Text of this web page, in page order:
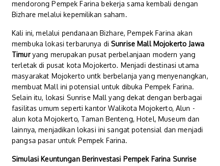
mendorong Pempek Farina bekerja sama kembali dengan
Bizhare melalui kepemilikan saham.
Kali ini, melalui pendanaan Bizhare, Pempek Farina akan
membuka lokasi terbarunya diSunrise Mall Mojokerto Jawa
Timuryang merupakan pusat perbelanjaan modern yang
terletak di pusat kota Mojokerto. Menjadi destinasi utama
masyarakat Mojokerto untk berbelanja yang menyenangkan,
membuat Mall ini potensial untuk dibuka Pempek Farina.
Selain itu, lokasi Sunrise Mall yang dekat dengan berbagai
fasilitas umum seperti kantor Walikota Mojokerto, Alun -
alun kota Mojokerto, Taman Benteng, Hotel, Museum dan
lainnya, menjadikan lokasi ini sangat potensial dan menjadi
pangsa pasar untuk Pempek Farina.
Simulasi Keuntungan Berinvestasi Pempek Farina Sunrise